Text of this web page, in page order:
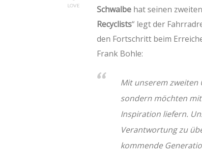
LOVE Schwalbe hat seinen zweiten
Recyclists“ legt der
den Fortschritt beim
Frank Bohle:
Mit unserem zweiten
sondern möchten
Inspiration liefern.
Verantwortung zu
kommende